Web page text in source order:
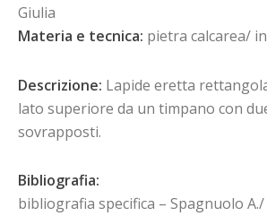
Giulia
Materia e tecnica: pietra calcarea/
Descrizione: Lapide eretta
lato superiore da un timpano con
sovrapposti.
Bibliografia:
bibliografia specifica – Spagnuolo